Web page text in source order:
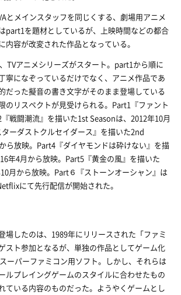
とメインスタッフを同じくする、劇場用アニメ
part1を題材としているが、上映時間などの都合
内容が改変された作品となっている。
TVアニメシリーズがスタート。part1から順に
寧になぞっているだけでなく、アニメ作品であ
だった擬音の書き文字がそのまま登場している
のリスペクトが見受けられる。Part1『ファント
戦闘潮流』を描いた1st Seasonは、2012年10月
ーダストクルセイダース』を描いた2nd
ら放映。Part4『ダイヤモンドは砕けない』を描
年4月から放映。Part5『黄金の風』を描いた
月から放映。Part６『ストーンオーシャン』は
にて先行配信が開始された。
場したのは、1989年にリリースされた「ファミ
スト参加となるが、単独の作品としてゲーム化
ーパーファミコン用ソフト。しかし、それらは
ルプレイングゲームのスタイルに合わせたもの
ている内容のものだった。ようやくゲームとし